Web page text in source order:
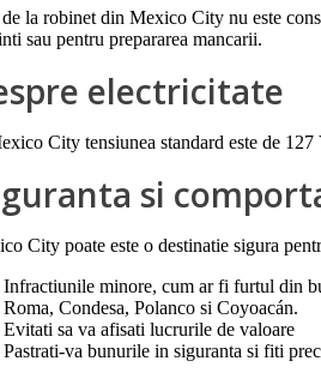
la robinet din Mexico City nu este
sau pentru prepararea mancarii.
electricitate
City tensiunea standard este de
si
City poate este o destinatie sigura
Infractiunile minore, cum ar fi furtul din
Roma, Condesa, Polanco si Coyoacán.
Evitati sa va afisati lucrurile de valoare
Pastrati-va bunurile in siguranta si fiti